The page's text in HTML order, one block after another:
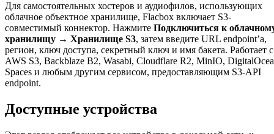
Для самостоятельных хостеров и аудиофилов, использующих
облачное объектное хранилище, Flacbox включает S3-
совместимый коннектор. Нажмите Подключиться к
хранилищу → Хранилище S3, затем введите URL endpoint’а,
регион, ключ доступа, секретный ключ и имя бакета. Работает с
AWS S3, Backblaze B2, Wasabi, Cloudflare R2, MinIO,
Spaces и любым другим сервисом, предоставляющим S3-API
endpoint.
Доступные устройства